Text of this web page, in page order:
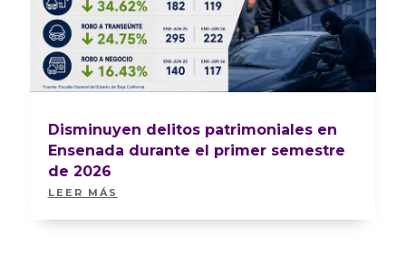
Disminuyen delitos patrimoniales en
Ensenada durante el primer semestre
de 2026
LEER MÁS